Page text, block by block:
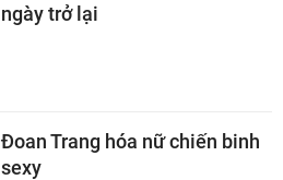
ngày trở lại
Đoan Trang hóa nữ chiến binh
sexy